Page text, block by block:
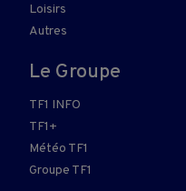
Loisirs
Autres
Le Groupe
TF1 INFO
TF1+
Météo TF1
Groupe TF1